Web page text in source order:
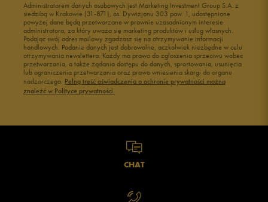
Administratorem danych osobowych jest Marketing Investment Group S.A. z
siedzibą w Krakowie (31-871), os. Dywizjonu 303 paw. 1, udostępnione
powyżej dane będą przetwarzane w prawnie uzasadnionym interesie
administratora, za który uważa się marketing produktów i usług własnych.
Podając swój adres mailowy zgadzasz się na otrzymywanie informacji
handlowych. Podanie danych jest dobrowolne, aczkolwiek niezbędne w celu
otrzymywania newslettera. Każdy ma prawo do zgłoszenia sprzeciwu wobec
przetwarzania, a także żądania dostępu do danych, sprostowania, usunięcia
lub ograniczenia przetwarzania oraz prawo wniesienia skargi do organu
nadzorczego. Pełną treść oświadczenia o ochronie prywatności można
znaleźć w Polityce prywatności.
CHAT